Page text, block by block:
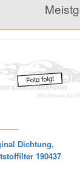
Dichtung,
190437